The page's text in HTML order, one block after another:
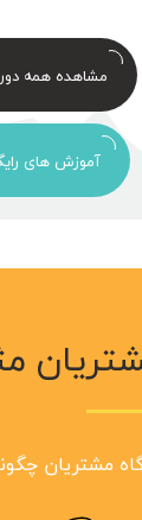
مشاهده همه
آموزش های
مشتریان